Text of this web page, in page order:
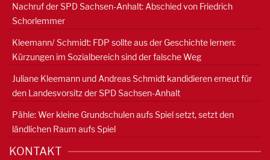
Nachruf der SPD Sachsen-Anhalt: Abschied von Friedrich
Schorlemmer
Kleemann/ Schmidt: FDP sollte aus der Geschichte lernen:
Kürzungen im Sozialbereich sind der falsche Weg
Juliane Kleemann und Andreas Schmidt kandidieren erneut für
den Landesvorsitz der SPD Sachsen-Anhalt
Pähle: Wer kleine Grundschulen aufs Spiel setzt, setzt den
ländlichen Raum aufs Spiel
KONTAKT